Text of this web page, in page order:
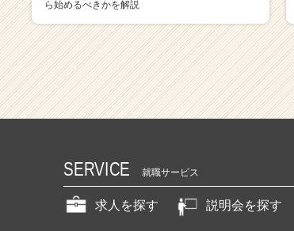
ら始めるべきかを解説
SERVICE 就職サービス
求人を探す 説明会を探す